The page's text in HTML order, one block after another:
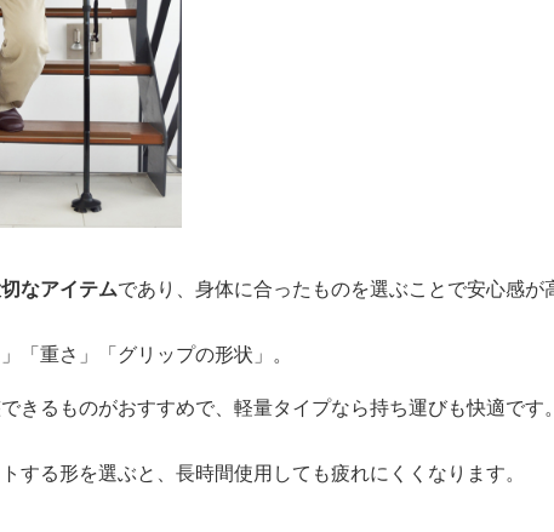
なアイテムであり、身体に合ったものを選ぶことで安心感が
「重さ」「グリップの形状」。
きるものがおすすめで、軽量タイプなら持ち運びも快適です。
する形を選ぶと、長時間使用しても疲れにくくなります。